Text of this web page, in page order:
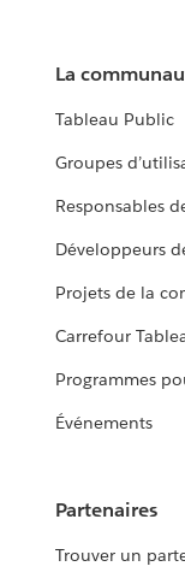
La
Tableau Public
Groupes
Responsables
Développeurs
Projets de la
Carrefour
Programmes
Événements
Partenaires
Trouver un